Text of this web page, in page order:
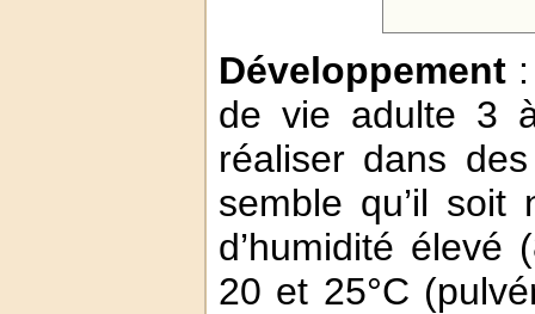
Développement
de vie adulte 3
réaliser dans
semble qu’il soit
d’humidité
20 et 25°C